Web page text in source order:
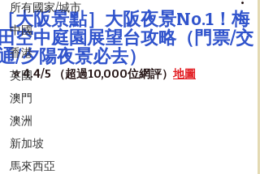
所有國家/城市
中國
香港
英國
澳門
澳洲
新加坡
馬來西亞
大阪景點］大阪夜景No.1！梅
空中庭園展望台攻略（門票/交
/夕陽夜景必去）
⭐️ 4.4/5 （超過10,000位網評） 地圖